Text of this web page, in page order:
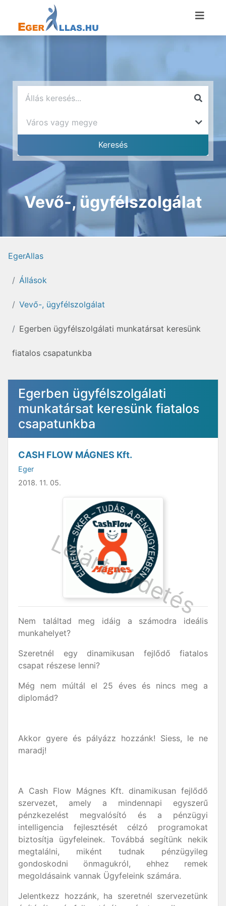
Vevő-, ügyfélszolgálat
EgerAllas
Állások
Vevő-, ügyfélszolgálat
Egerben ügyfélszolgálati munkatársat keresünk
fiatalos csapatunkba
Egerben ügyfélszolgálati
munkatársat keresünk fiatalos
csapatunkba
CASH FLOW MÁGNES Kft.
Eger
2018. 11. 05.
Nem találtad meg idáig a számodra ideális
munkahelyet?
Szeretnél egy dinamikusan fejlődő fiatalos
csapat részese lenni?
Még nem múltál el 25 éves és nincs meg a
diplomád?
Akkor gyere és pályázz hozzánk! Siess, le ne
maradj!
A Cash Flow Mágnes Kft. dinamikusan fejlődő
szervezet, amely a mindennapi egyszerű
pénzkezelést megvalósító és a pénzügyi
intelligencia fejlesztését célzó programokat
biztosítja ügyfeleinek. Továbbá segítünk nekik
megtalálni, miként tudnak pénzügyileg
gondoskodni önmagukról, ehhez remek
megoldásaink vannak Ügyfeleink számára.
Jelentkezz hozzánk, ha szeretnél szervezetünk